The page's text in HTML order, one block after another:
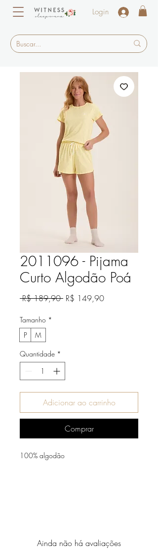
Login
2011096 - Pijama
Curto Algodão Poá
R$ 189,90 Preço
R$ 149,90Preço
Tamanho *
P
M
Quantidade *
Adicionar ao carrinho
Comprar
100% algodão
Ainda não há avaliações